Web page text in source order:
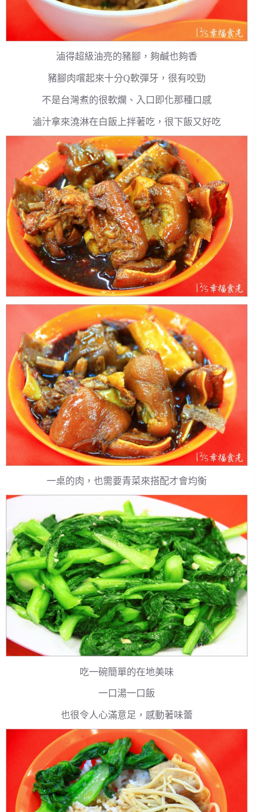
滷得超級油亮的豬腳，夠鹹也夠香
豬腳肉嚐起來十分Q軟彈牙，很有咬勁
不是台灣煮的很軟爛、入口即化那種口感
滷汁拿來澆淋在白飯上拌著吃，很下飯又好吃
一桌的肉，也需要青菜來搭配才會均衡
吃一碗簡單的在地美味
一口湯一口飯
也很令人心滿意足，感動著味蕾